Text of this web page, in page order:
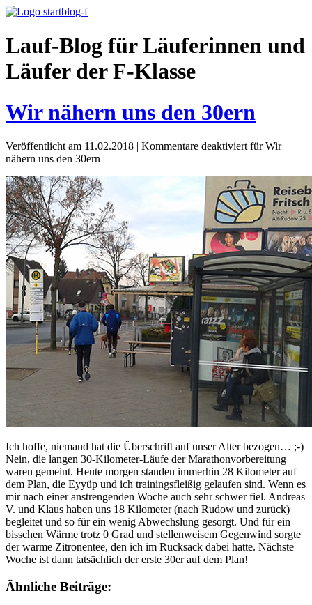
Lauf-Blog für Läuferinnen und
Läufer der F-Klasse
Wir nähern uns den 30ern
Veröffentlicht am 11.02.2018 | Kommentare deaktiviert für Wir
nähern uns den 30ern
Ich hoffe, niemand hat die Überschrift auf unser Alter bezogen… ;-)
Nein, die langen 30-Kilometer-Läufe der Marathonvorbereitung
waren gemeint. Heute morgen standen immerhin 28 Kilometer auf
dem Plan, die Eyyüp und ich trainingsfleißig gelaufen sind. Wenn es
mir nach einer anstrengenden Woche auch sehr schwer fiel. Andreas
V. und Klaus haben uns 18 Kilometer (nach Rudow und zurück)
begleitet und so für ein wenig Abwechslung gesorgt. Und für ein
bisschen Wärme trotz 0 Grad und stellenweisem Gegenwind sorgte
der warme Zitronentee, den ich im Rucksack dabei hatte. Nächste
Woche ist dann tatsächlich der erste 30er auf dem Plan!
Ähnliche Beiträge: